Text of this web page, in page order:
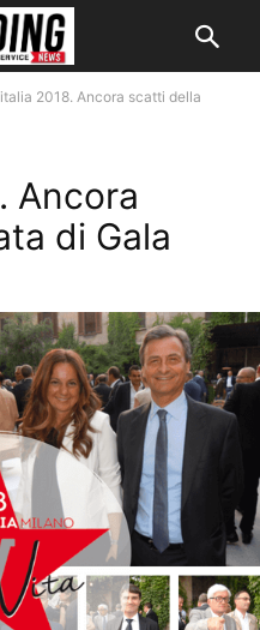
2018. Ancora scatti della
Ancora
di Gala